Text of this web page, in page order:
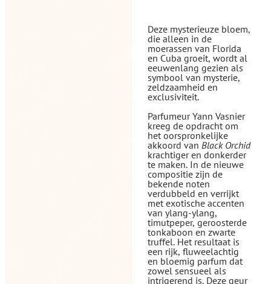
Deze mysterieuze bloem,
die alleen in de
moerassen van Florida
en Cuba groeit, wordt al
eeuwenlang gezien als
symbool van mysterie,
zeldzaamheid en
exclusiviteit.
Parfumeur Yann Vasnier
kreeg de opdracht om
het oorspronkelijke
akkoord van Black Orchid
krachtiger en donkerder
te maken. In de nieuwe
compositie zijn de
bekende noten
verdubbeld en verrijkt
met exotische accenten
van ylang-ylang,
timutpeper, geroosterde
tonkaboon en zwarte
truffel. Het resultaat is
een rijk, fluweelachtig
en bloemig parfum dat
zowel sensueel als
intrigerend is. Deze geur